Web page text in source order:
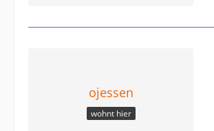
ojessen
wohnt hier